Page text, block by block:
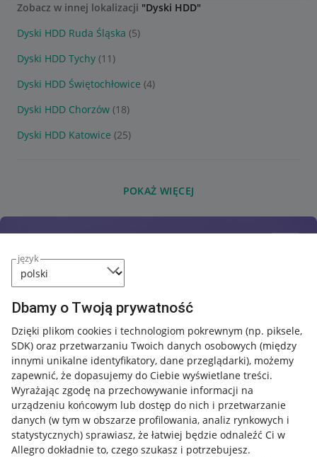
język
Dbamy o Twoją prywatność
Dzięki plikom cookies i technologiom pokrewnym (np. piksele,
SDK) oraz przetwarzaniu Twoich danych osobowych (między
innymi unikalne identyfikatory, dane przeglądarki), możemy
zapewnić, że dopasujemy do Ciebie wyświetlane treści.
Wyrażając zgodę na przechowywanie informacji na
urządzeniu końcowym lub dostęp do nich i przetwarzanie
danych (w tym w obszarze profilowania, analiz rynkowych i
statystycznych) sprawiasz, że łatwiej będzie odnaleźć Ci w
Allegro dokładnie to, czego szukasz i potrzebujesz.
Zobacz w innej lokalizacji "Dyski HDD"
Dyski HDD Ruda Śląska (5)
Dyski HDD Tychy (11)
Dyski HDD Świętochłowice (4)
Dyski HDD Chorzów (18)
Dyski HDD Katowice (25)
POKAŻ WIĘCEJ